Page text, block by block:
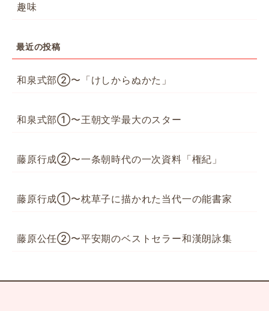
趣味
最近の投稿
和泉式部②〜「けしからぬかた」
和泉式部①〜王朝文学最大のスター
藤原行成②〜一条朝時代の一次資料「権紀」
藤原行成①〜枕草子に描かれた当代一の能書家
藤原公任②〜平安期のベストセラー和漢朗詠集